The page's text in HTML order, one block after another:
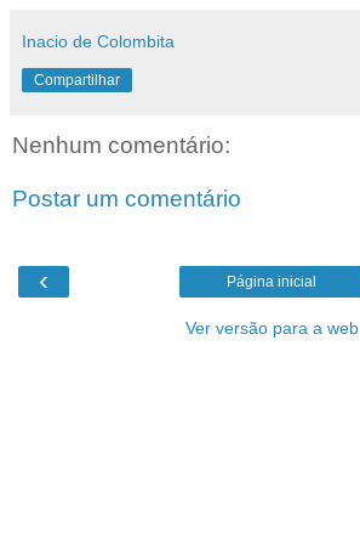
Inacio de Colombita
Compartilhar
Nenhum comentário:
Postar um comentário
‹ Página inicial
Ver versão para a web